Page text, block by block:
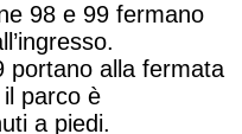
98 e 99 fermano
portano alla fermata
parco è
a piedi.